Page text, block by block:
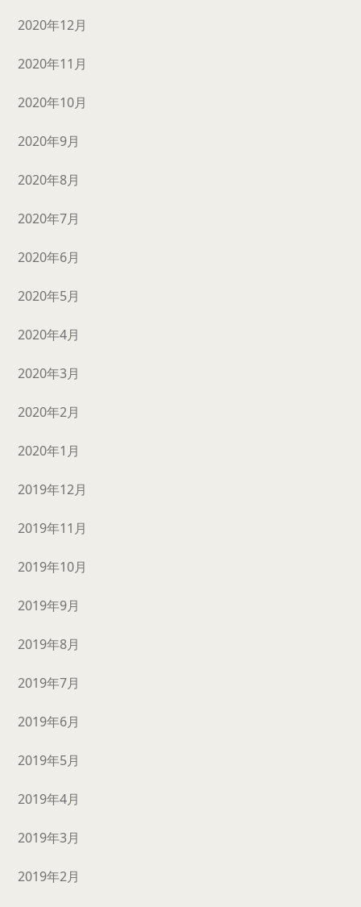
2020年12月
2020年11月
2020年10月
2020年9月
2020年8月
2020年7月
2020年6月
2020年5月
2020年4月
2020年3月
2020年2月
2020年1月
2019年12月
2019年11月
2019年10月
2019年9月
2019年8月
2019年7月
2019年6月
2019年5月
2019年4月
2019年3月
2019年2月